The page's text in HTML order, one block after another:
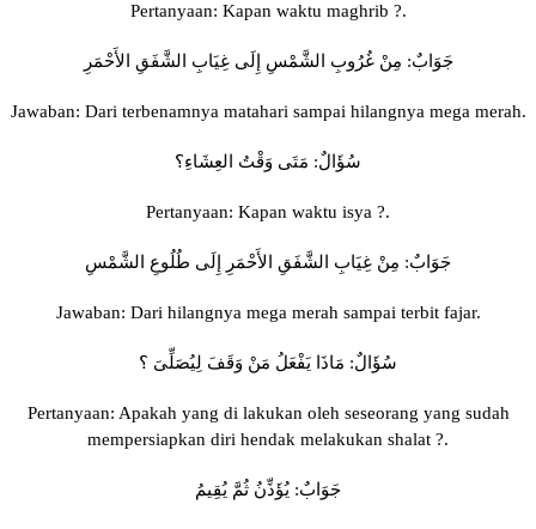
Pertanyaan: Kapan waktu maghrib ?.
جَوَابٌ: مِنْ غُرُوبِ الشَّمْسِ إِلَى غِيَابِ الشَّفَقِ الأَحْمَرِ
Jawaban: Dari terbenamnya matahari sampai hilangnya mega merah.
سُؤَالٌ: مَتَى وَقْتُ العِشَاءِ؟
Pertanyaan: Kapan waktu isya ?.
جَوَابٌ: مِنْ غِيَابِ الشَّفَقِ الأَحْمَرِ إِلَى طُلُوعِ الشَّمْسِ
Jawaban: Dari hilangnya mega merah sampai terbit fajar.
سُؤَالٌ: مَاذَا يَفْعَلُ مَنْ وَقَفَ لِيُصَلِّىَ ؟
Pertanyaan: Apakah yang di lakukan oleh seseorang yang sudah
mempersiapkan diri hendak melakukan shalat ?.
جَوَابٌ: يُؤَذِّنُ ثُمَّ يُقِيمُ